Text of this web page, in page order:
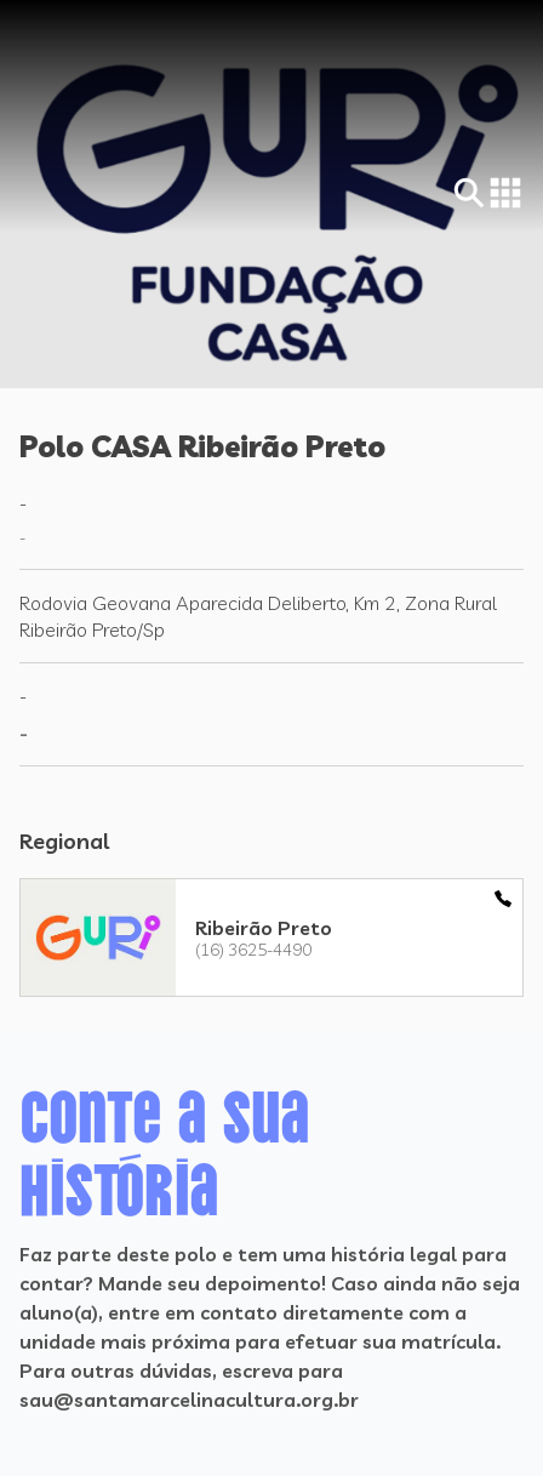
Polo CASA Ribeirão Preto
-
-
Rodovia Geovana Aparecida Deliberto, Km 2, Zona Rural
Ribeirão Preto/Sp
-
-
Regional
Ribeirão Preto
(16) 3625-4490
Conte a sua
história
Faz parte deste polo e tem uma história legal para
contar? Mande seu depoimento! Caso ainda não seja
aluno(a), entre em contato diretamente com a
unidade mais próxima para efetuar sua matrícula.
Para outras dúvidas, escreva para
sau@santamarcelinacultura.org.br